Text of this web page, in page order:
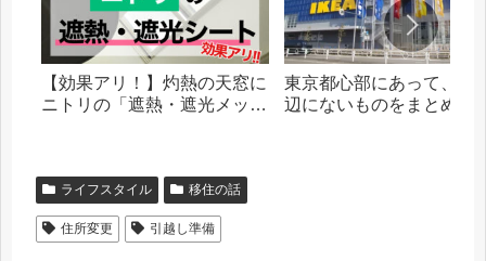
【効果アリ！】灼熱の天窓に
ニトリの「遮熱・遮光メッシ
東京都心部にあって、札
辺にないものをまとめま
ライフスタイル 移住の話
住所変更 引越し準備